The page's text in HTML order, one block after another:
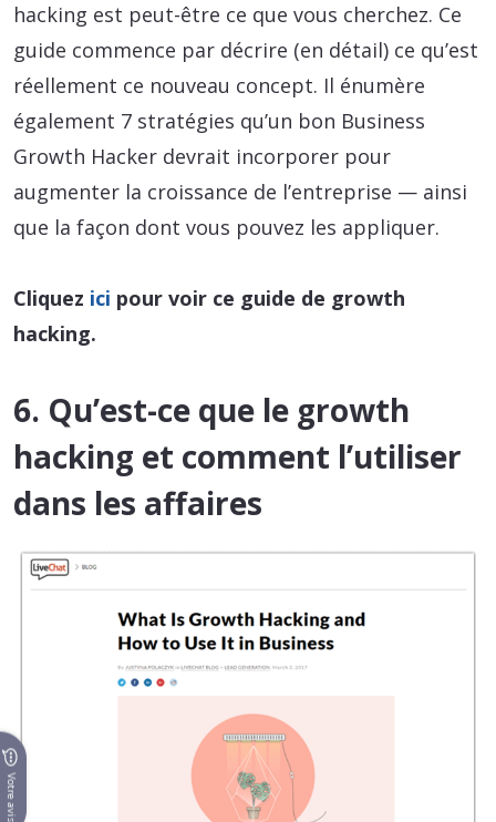
hacking est peut-être ce que vous cherchez. Ce
guide commence par décrire (en détail) ce qu’est
réellement ce nouveau concept. Il énumère
également 7 stratégies qu’un bon Business
Growth Hacker devrait incorporer pour
augmenter la croissance de l’entreprise — ainsi
que la façon dont vous pouvez les appliquer.
Cliquez ici pour voir ce guide de growth
hacking.
6. Qu’est-ce que le growth
hacking et comment l’utiliser
dans les affaires
Votre avis